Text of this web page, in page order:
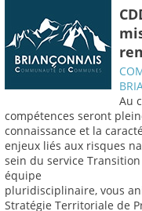
Au
compétences seront
connaissance et la
enjeux liés aux risques
sein du service
équipe
pluridisciplinaire, vous
Stratégie Territoriale de